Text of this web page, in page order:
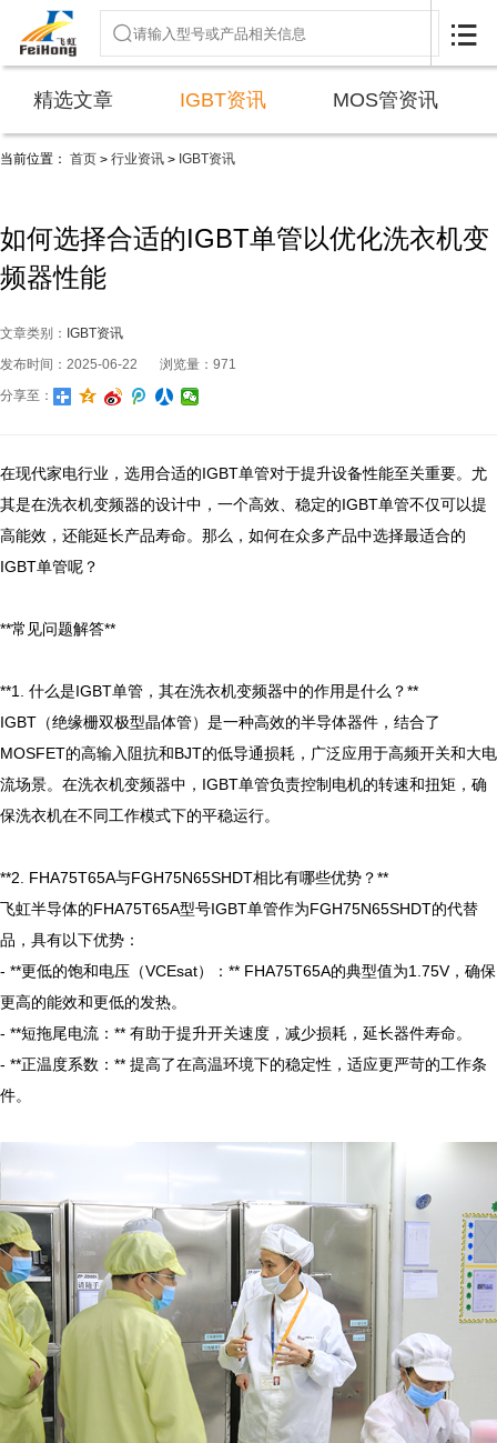

精选文章 IGBT资讯 MOS管资讯
当前位置： 首页 > 行业资讯 > IGBT资讯
如何选择合适的IGBT单管以优化洗衣机变
频器性能
文章类别： IGBT资讯
发布时间：2025-06-22
浏览量：971
分享至：
在现代家电行业，选用合适的IGBT单管对于提升设备性能至关重要。尤
其是在洗衣机变频器的设计中，一个高效、稳定的IGBT单管不仅可以提
高能效，还能延长产品寿命。那么，如何在众多产品中选择最适合的
IGBT单管呢？
**常见问题解答**
**1. 什么是IGBT单管，其在洗衣机变频器中的作用是什么？**
IGBT（绝缘栅双极型晶体管）是一种高效的半导体器件，结合了
MOSFET的高输入阻抗和BJT的低导通损耗，广泛应用于高频开关和大电
流场景。在洗衣机变频器中，IGBT单管负责控制电机的转速和扭矩，确
保洗衣机在不同工作模式下的平稳运行。
**2. FHA75T65A与FGH75N65SHDT相比有哪些优势？**
飞虹半导体的FHA75T65A型号IGBT单管作为FGH75N65SHDT的代替
品，具有以下优势：
- **更低的饱和电压（VCEsat）：** FHA75T65A的典型值为1.75V，确保
更高的能效和更低的发热。
- **短拖尾电流：** 有助于提升开关速度，减少损耗，延长器件寿命。
- **正温度系数：** 提高了在高温环境下的稳定性，适应更严苛的工作条
件。